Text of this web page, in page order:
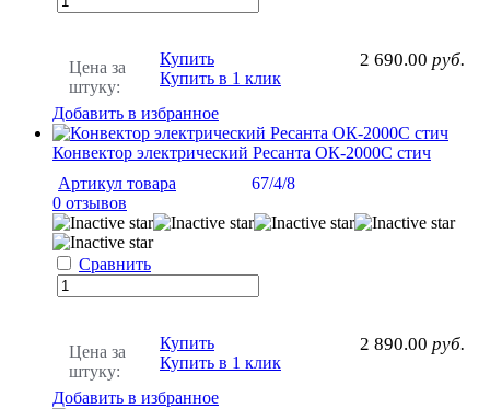
Цена за
штуку:
2 690.00 руб.
Купить
Купить в 1 клик
Добавить в избранное
Конвектор электрический Ресанта ОК-2000С стич
Артикул товара
67/4/8
0 отзывов
Сравнить
Цена за
штуку:
2 890.00 руб.
Купить
Купить в 1 клик
Добавить в избранное